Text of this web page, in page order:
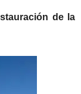
de la